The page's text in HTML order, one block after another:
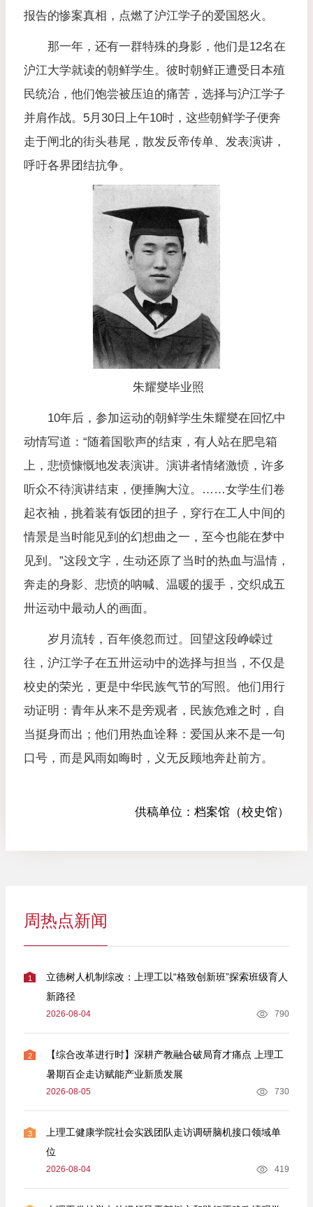
报告的惨案真相，点燃了沪江学子的爱国怒火。
那一年，还有一群特殊的身影，他们是12名在
沪江大学就读的朝鲜学生。彼时朝鲜正遭受日本殖
民统治，他们饱尝被压迫的痛苦，选择与沪江学子
并肩作战。5月30日上午10时，这些朝鲜学子便奔
走于闸北的街头巷尾，散发反帝传单、发表演讲，
呼吁各界团结抗争。
朱耀燮毕业照
10年后，参加运动的朝鲜学生朱耀燮在回忆中
动情写道：“随着国歌声的结束，有人站在肥皂箱
上，悲愤慷慨地发表演讲。演讲者情绪激愤，许多
听众不待演讲结束，便捶胸大泣。……女学生们卷
起衣袖，挑着装有饭团的担子，穿行在工人中间的
情景是当时能见到的幻想曲之一，至今也能在梦中
见到。”这段文字，生动还原了当时的热血与温情，
奔走的身影、悲愤的呐喊、温暖的援手，交织成五
卅运动中最动人的画面。
岁月流转，百年倏忽而过。回望这段峥嵘过
往，沪江学子在五卅运动中的选择与担当，不仅是
校史的荣光，更是中华民族气节的写照。他们用行
动证明：青年从来不是旁观者，民族危难之时，自
当挺身而出；他们用热血诠释：爱国从来不是一句
口号，而是风雨如晦时，义无反顾地奔赴前方。
供稿单位： 档案馆（校史馆）
周热点新闻
1
立德树人机制综改：上理工以“格致创新班”探索班级育人
新路径
2026-08-04 790
2
【综合改革进行时】深耕产教融合破局育才痛点 上理工
暑期百企走访赋能产业新质发展
2026-08-05 730
3
上理工健康学院社会实践团队走访调研脑机接口领域单
位
2026-08-04 419